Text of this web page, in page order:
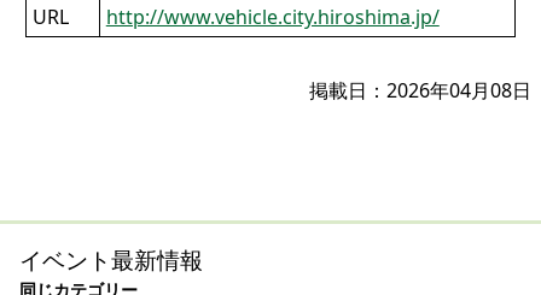
URL
http://www.vehicle.city.hiroshima.jp/
掲載日：2026年04月08日
イベント最新情報